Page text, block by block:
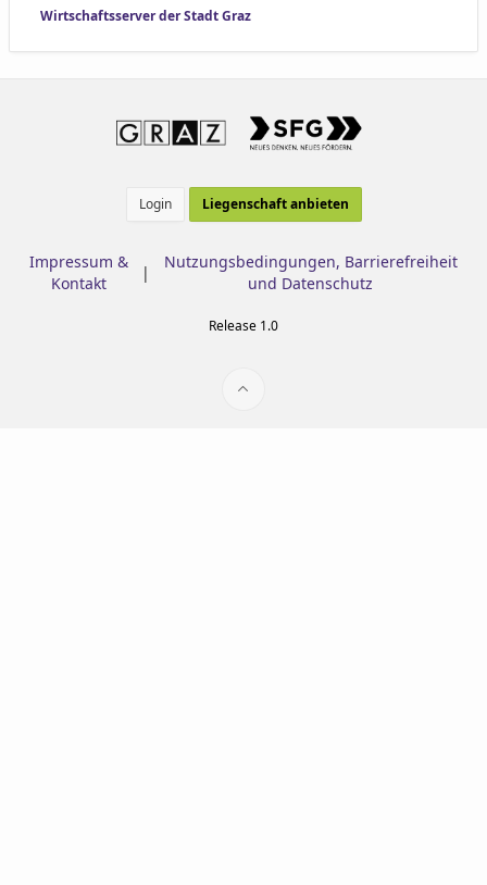
Wirtschaftsserver der Stadt Graz
Login Liegenschaft anbieten
Impressum &
Kontakt
|
Nutzungsbedingungen, Barrierefreiheit
und Datenschutz
Release 1.0